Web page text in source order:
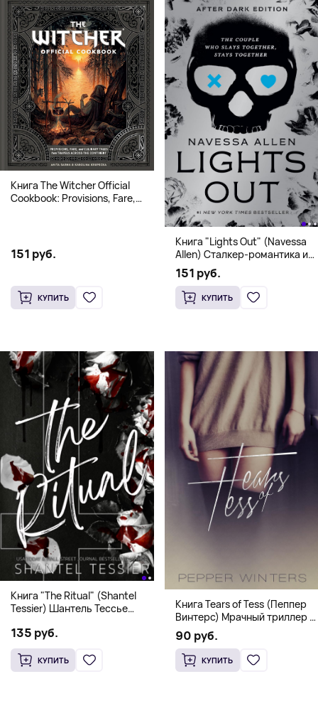
Книга The Witcher Official
Cookbook: Provisions, Fare,
151 руб.
КУПИТЬ
Книга "Lights Out" (Navessa
Allen) Сталкер-романтика и
человек в маске (18+)
151 руб.
КУПИТЬ
Книга "The Ritual" (Shantel
Tessier) Шантель Тессье
романс бестселлер (18+)
135 руб.
КУПИТЬ
Книга Tears of Tess (Пеппер
Винтерс) Мрачный триллер о
выживании и страсти (18+)
90 руб.
КУПИТЬ